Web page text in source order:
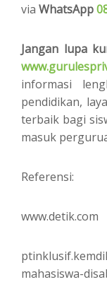
via WhatsApp
Jangan lupa
informasi
pendidikan,
terbaik bagi
masuk
Referensi:
www.detik.com
mahasiswa-